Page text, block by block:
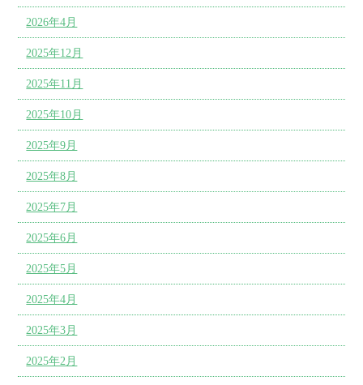
2026年4月
2025年12月
2025年11月
2025年10月
2025年9月
2025年8月
2025年7月
2025年6月
2025年5月
2025年4月
2025年3月
2025年2月